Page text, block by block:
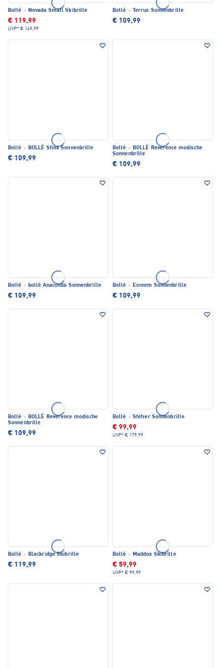
Bollé · Nevada Small Skibrille
€ 119,99
UVP* € 149,99
Bollé · Terrus Sonnenbrille
€ 109,99
Bollé · BOLLÈ Sfinx Sonnenbrille
€ 109,99
Bollé · BOLLÈ Reverence modische
Sonnenbrille
€ 109,99
Bollé · bollè Anaconda Sonnenbrille
€ 109,99
Bollé · Esteem Sonnenbrille
€ 109,99
Bollé · BOLLÈ Reverence modische
Sonnenbrille
€ 109,99
Bollé · Shifter Sonnenbrille
€ 99,99
UVP* € 179,99
Bollé · Blackridge Skibrille
€ 119,99
Bollé · Maddox Skibrille
€ 59,99
UVP* € 99,99